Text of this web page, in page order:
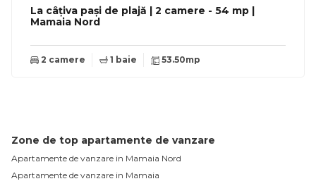
La câțiva pași de plajă | 2 camere - 54 mp |
Mamaia Nord
2 camere 1 baie 53.50mp
Zone de top apartamente de vanzare
Apartamente de vanzare in Mamaia Nord
Apartamente de vanzare in Mamaia